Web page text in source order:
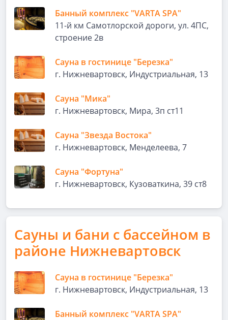
Банный комплекс "VARTA SPA"
11-й км Самотлорской дороги, ул. 4ПС,
строение 2в
Сауна в гостинице "Березка"
г. Нижневартовск, Индустриальная, 13
Сауна "Мика"
г. Нижневартовск, Мира, 3п ст11
Сауна "Звезда Востока"
г. Нижневартовск, Менделеева, 7
Сауна "Фортуна"
г. Нижневартовск, Кузоваткина, 39 ст8
Сауны и бани с бассейном в
районе Нижневартовск
Сауна в гостинице "Березка"
г. Нижневартовск, Индустриальная, 13
Банный комплекс "VARTA SPA"